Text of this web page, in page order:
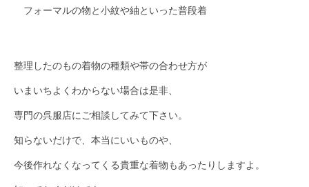
フォーマルの物と小紋や紬といった普段着
整理したのもの着物の種類や帯の合わせ方が
いまいちよくわからない場合は是非、
専門の呉服店にご相談してみて下さい。
知らないだけで、本当にいいものや、
今後作れなくなってくる貴重な着物もあったりしますよ。